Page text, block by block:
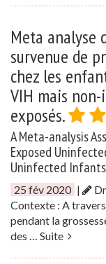
Meta analyse
survenue de
chez les
VIH mais
exposés.
A Meta-analysis
Exposed
Uninfected
25 fév 2020 |
Contexte : A
pendant la
des … Suite